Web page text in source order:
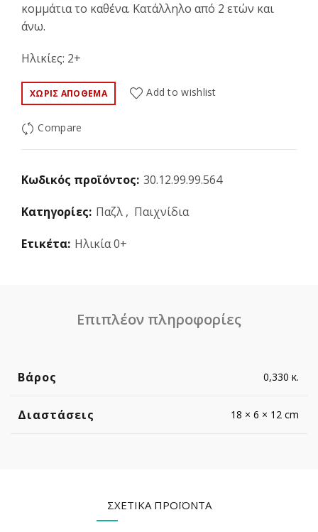
κομμάτια το καθένα. Κατάλληλο από 2 ετών και
άνω.
Ηλικίες: 2+
ΧΩΡΊΣ ΑΠΌΘΕΜΑ Add to wishlist
Compare
Κωδικός προϊόντος: 30.12.99.99.564
Κατηγορίες: Παζλ , Παιχνίδια
Ετικέτα: Ηλικία 0+
Επιπλέον πληροφορίες
Βάρος 0,330 κ.
Διαστάσεις 18 × 6 × 12 cm
ΣΧΕΤΙΚΆ ΠΡΟΪΌΝΤΑ